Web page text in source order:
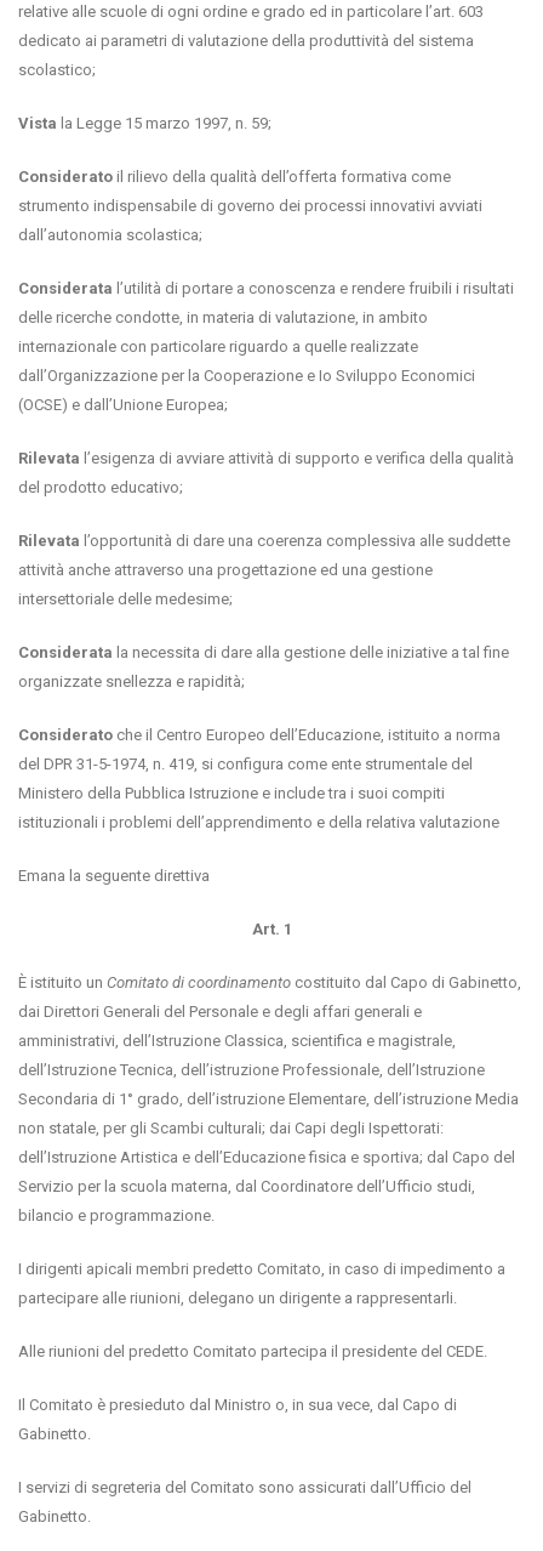
relative alle scuole di ogni ordine e grado ed in particolare l’art. 603
dedicato ai parametri di valutazione della produttività del sistema
scolastico;
Vista la Legge 15 marzo 1997, n. 59;
Considerato il rilievo della qualità dell’offerta formativa come
strumento indispensabile di governo dei processi innovativi avviati
dall’autonomia scolastica;
Considerata l’utilità di portare a conoscenza e rendere fruibili i risultati
delle ricerche condotte, in materia di valutazione, in ambito
internazionale con particolare riguardo a quelle realizzate
dall’Organizzazione per la Cooperazione e Io Sviluppo Economici
(OCSE) e dall’Unione Europea;
Rilevata l’esigenza di avviare attività di supporto e verifica della qualità
del prodotto educativo;
Rilevata l’opportunità di dare una coerenza complessiva alle suddette
attività anche attraverso una progettazione ed una gestione
intersettoriale delle medesime;
Considerata la necessita di dare alla gestione delle iniziative a tal fine
organizzate snellezza e rapidità;
Considerato che il Centro Europeo dell’Educazione, istituito a norma
del DPR 31-5-1974, n. 419, si configura come ente strumentale del
Ministero della Pubblica Istruzione e include tra i suoi compiti
istituzionali i problemi dell’apprendimento e della relativa valutazione
Emana la seguente direttiva
Art. 1
È istituito un Comitato di coordinamento costituito dal Capo di Gabinetto,
dai Direttori Generali del Personale e degli affari generali e
amministrativi, dell’Istruzione Classica, scientifica e magistrale,
dell’Istruzione Tecnica, dell’istruzione Professionale, dell’Istruzione
Secondaria di 1° grado, dell’istruzione Elementare, dell’istruzione Media
non statale, per gli Scambi culturali; dai Capi degli Ispettorati:
dell’Istruzione Artistica e dell’Educazione fisica e sportiva; dal Capo del
Servizio per la scuola materna, dal Coordinatore dell’Ufficio studi,
bilancio e programmazione.
I dirigenti apicali membri predetto Comitato, in caso di impedimento a
partecipare alle riunioni, delegano un dirigente a rappresentarli.
Alle riunioni del predetto Comitato partecipa il presidente del CEDE.
Il Comitato è presieduto dal Ministro o, in sua vece, dal Capo di
Gabinetto.
I servizi di segreteria del Comitato sono assicurati dall’Ufficio del
Gabinetto.